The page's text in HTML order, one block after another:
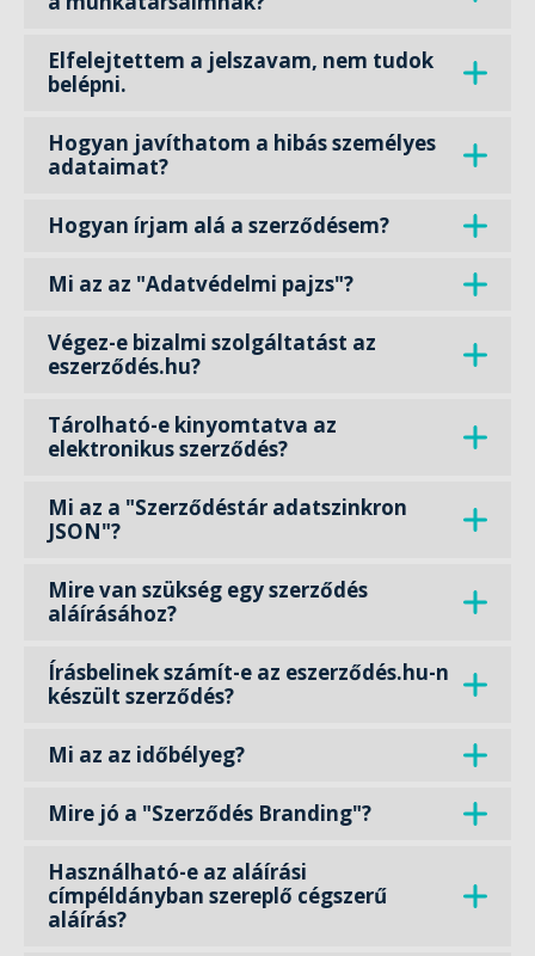
Elfelejtettem a jelszavam, nem tudok
belépni.
Hogyan javíthatom a hibás személyes
adataimat?
Hogyan írjam alá a szerződésem?
Mi az az "Adatvédelmi pajzs"?
Végez-e bizalmi szolgáltatást az
eszerződés.hu?
Tárolható-e kinyomtatva az
elektronikus szerződés?
Mi az a "Szerződéstár adatszinkron
JSON"?
Mire van szükség egy szerződés
aláírásához?
Írásbelinek számít-e az eszerződés.hu-n
készült szerződés?
Mi az az időbélyeg?
Mire jó a "Szerződés Branding"?
Használható-e az aláírási
címpéldányban szereplő cégszerű
aláírás?